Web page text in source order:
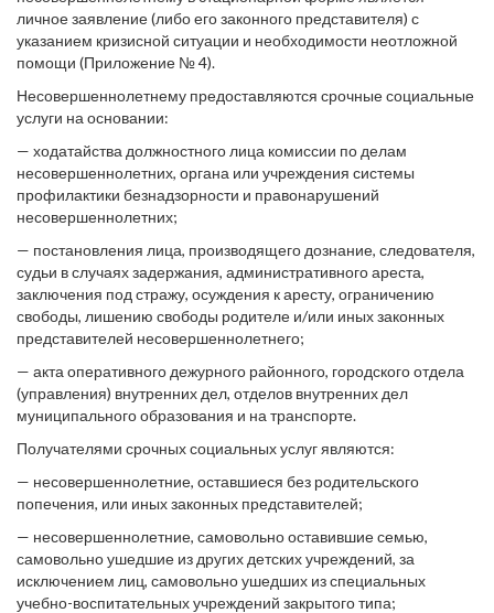
личное заявление (либо его законного представителя) с
указанием кризисной ситуации и необходимости неотложной
помощи (Приложение № 4).
Несовершеннолетнему предоставляются срочные социальные
услуги на основании:
— ходатайства должностного лица комиссии по делам
несовершеннолетних, органа или учреждения системы
профилактики безнадзорности и правонарушений
несовершеннолетних;
— постановления лица, производящего дознание, следователя,
судьи в случаях задержания, административного ареста,
заключения под стражу, осуждения к аресту, ограничению
свободы, лишению свободы родителе и/или иных законных
представителей несовершеннолетнего;
— акта оперативного дежурного районного, городского отдела
(управления) внутренних дел, отделов внутренних дел
муниципального образования и на транспорте.
Получателями срочных социальных услуг являются:
— несовершеннолетние, оставшиеся без родительского
попечения, или иных законных представителей;
— несовершеннолетние, самовольно оставившие семью,
самовольно ушедшие из других детских учреждений, за
исключением лиц, самовольно ушедших из специальных
учебно-воспитательных учреждений закрытого типа;